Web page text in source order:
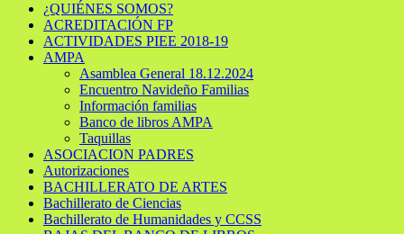
¿QUIÉNES SOMOS?
ACREDITACIÓN FP
ACTIVIDADES PIEE 2018-19
AMPA
Asamblea General 18.12.2024
Encuentro Navideño Familias
Información familias
Banco de libros AMPA
Taquillas
ASOCIACION PADRES
Autorizaciones
BACHILLERATO DE ARTES
Bachillerato de Ciencias
Bachillerato de Humanidades y CCSS